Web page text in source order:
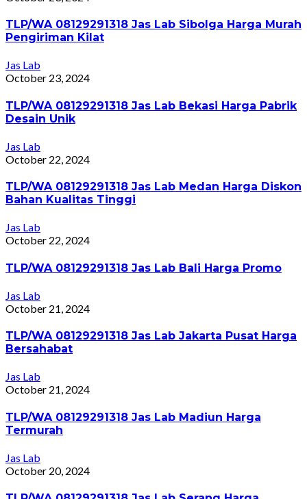
TLP/WA 08129291318 Jas Lab Sibolga Harga Murah
Pengiriman Kilat
Jas Lab
October 23, 2024
TLP/WA 08129291318 Jas Lab Bekasi Harga Pabrik
Desain Unik
Jas Lab
October 22, 2024
TLP/WA 08129291318 Jas Lab Medan Harga Diskon
Bahan Kualitas Tinggi
Jas Lab
October 22, 2024
TLP/WA 08129291318 Jas Lab Bali Harga Promo
Jas Lab
October 21, 2024
TLP/WA 08129291318 Jas Lab Jakarta Pusat Harga
Bersahabat
Jas Lab
October 21, 2024
TLP/WA 08129291318 Jas Lab Madiun Harga
Termurah
Jas Lab
October 20, 2024